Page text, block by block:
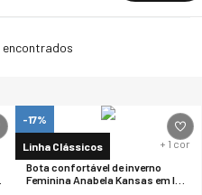
-17%
Linha Clássicos + 1 cor
Bota confortável de inverno
Feminina Anabela Kansas em lã